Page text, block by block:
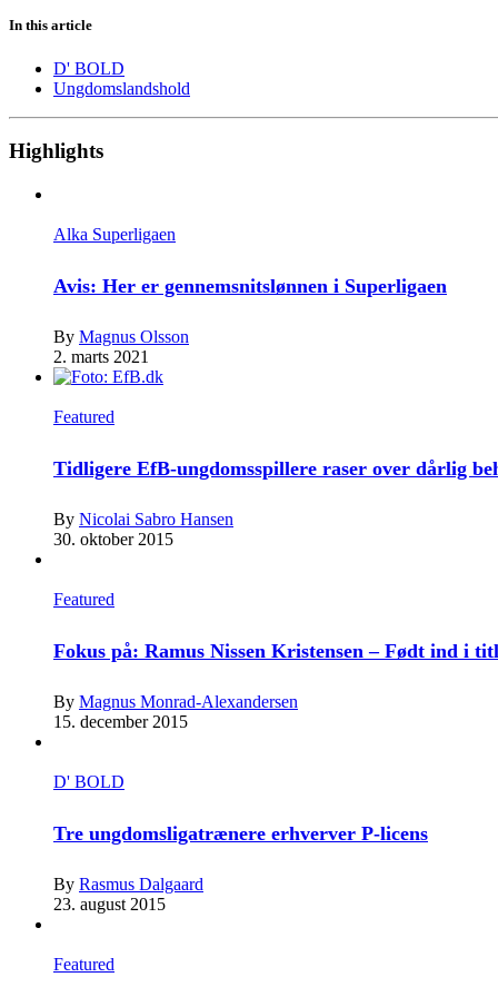
In this article
D' BOLD
Ungdomslandshold
Highlights
Alka Superligaen
Avis: Her er gennemsnitslønnen i Superligaen
By Magnus Olsson
2. marts 2021
Featured
Tidligere EfB-ungdomsspillere raser over dårlig
By Nicolai Sabro Hansen
30. oktober 2015
Featured
Fokus på: Ramus Nissen Kristensen – Født ind i
By Magnus Monrad-Alexandersen
15. december 2015
D' BOLD
Tre ungdomsligatrænere erhverver P-licens
By Rasmus Dalgaard
23. august 2015
Featured